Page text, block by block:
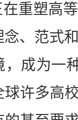
塑高等
、范式
成为一
许多高